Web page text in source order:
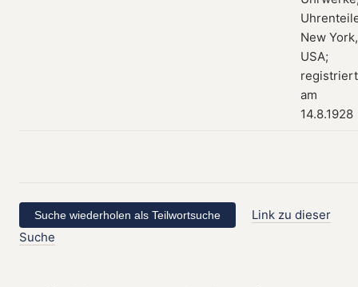
New York,
USA;
registriert
am
14.8.1928
Link zu dieser
Suche